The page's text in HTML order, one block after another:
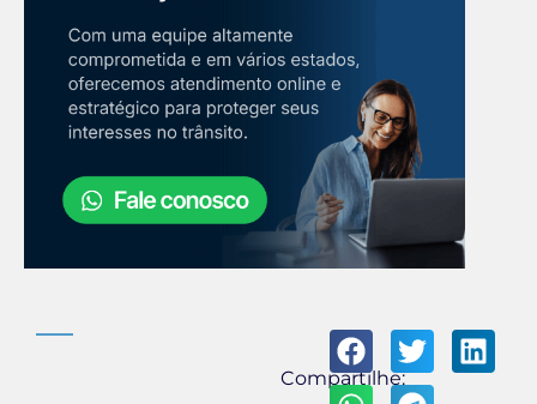
Compartilhe: